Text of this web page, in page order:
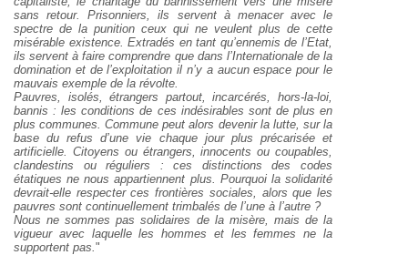
sans retour. Prisonniers, ils servent à menacer avec le
spectre de la punition ceux qui ne veulent plus de cette
misérable existence. Extradés en tant qu’ennemis de l’Etat,
ils servent à faire comprendre que dans l’Internationale de la
domination et de l’exploitation il n’y a aucun espace pour le
mauvais exemple de la révolte.
Pauvres, isolés, étrangers partout, incarcérés, hors-la-loi,
bannis : les conditions de ces indésirables sont de plus en
plus communes. Commune peut alors devenir la lutte, sur la
base du refus d’une vie chaque jour plus précarisée et
artificielle. Citoyens ou étrangers, innocents ou coupables,
clandestins ou réguliers : ces distinctions des codes
étatiques ne nous appartiennent plus. Pourquoi la solidarité
devrait-elle respecter ces frontières sociales, alors que les
pauvres sont continuellement trimbalés de l’une à l’autre ?
Nous ne sommes pas solidaires de la misère, mais de la
vigueur avec laquelle les hommes et les femmes ne la
supportent pas."